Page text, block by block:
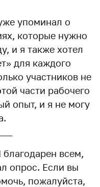
упоминал о
которые нужно
и я также хотел
для каждого
участников не
части рабочего
опыт, и я не могу
всем,
опрос. Если вы
пожалуйста,